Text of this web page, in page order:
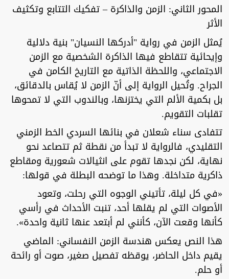
المحور الثاني: الزمن والذاكرة – تفكيك التتابع وتكثيف
الأثر
يُمثل الزمن في رواية "أدركها النسيان" بنية دلالية
وإيحائية تتقاطع فيها الذاكرة الشخصية مع الزمن
الاجتماعي، واللحظة الذاتية مع التاريخ الكامن في
الجراح. وتُحيل الرواية إلى أنّ الزمن لا يُقاس بالدقائق،
بل بكمية الألم التي يختزنها، وبالندوب التي لا تمحوها
تقلبات التقويم.
تتفادى سناء شعلان في بنائها السردي الخط الزمني
التقليدي، فالرواية لا تبدأ من نقطة ثم تتصاعد نحو
نهاية، لكن نجدها تقوم على انثيالات شعورية ومقاطع
ذاكرية متداخلة. وهذا ما توضحه البطلة في قولها:
«في كل ليلة، تأتيني الوجوه التي رحلت، وتعود
الأصوات التي لم يقلها أحد، تنبت الأحداث في رأسي
كأنها وقعت الآن، كأنني لم أبتعد عنها ثانية واحدة».
هذا النص يعكس هندسة الزمن النفساني: الماضي
يقيم داخل الحاضر، يوقظه تفصيل صغير، صوت أو رائحة
أو حلم.